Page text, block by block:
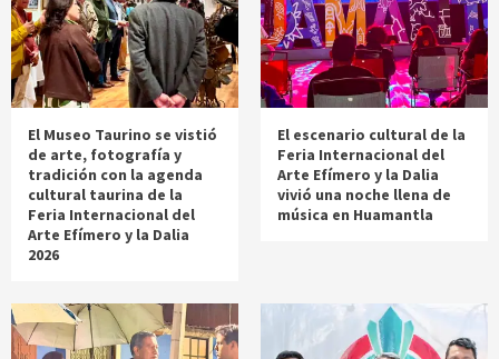
El Museo Taurino se vistió
de arte, fotografía y
tradición con la agenda
cultural taurina de la
Feria Internacional del
Arte Efímero y la Dalia
2026
El escenario cultural de la
Feria Internacional del
Arte Efímero y la Dalia
vivió una noche llena de
música en Huamantla